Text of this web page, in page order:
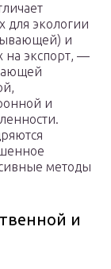
для экологии
и
на экспорт, —
и
методы
и